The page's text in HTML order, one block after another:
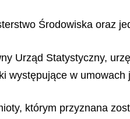
Środowiska oraz
Urząd Statystyczny,
występujące w
którym przyznana